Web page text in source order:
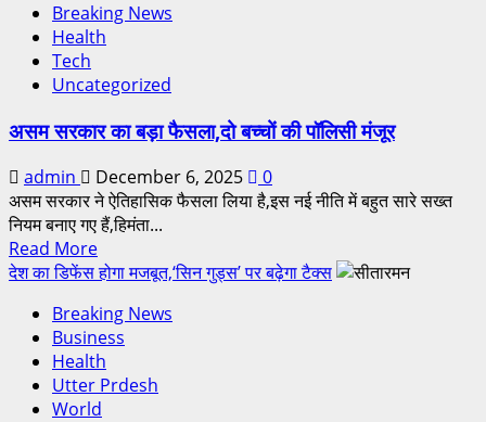
Breaking News
Health
Tech
Uncategorized
असम सरकार का बड़ा फैसला,दो बच्चों की पॉलिसी मंजूर
admin December 6, 2025
0
असम सरकार ने ऐतिहासिक फैसला लिया है,इस नई नीति में बहुत सारे सख्त
नियम बनाए गए हैं,हिमंता...
Read More
देश का डिफेंस होगा मजबूत,‘सिन गुड्स’ पर बढ़ेगा टैक्स
Breaking News
Business
Health
Utter Prdesh
World